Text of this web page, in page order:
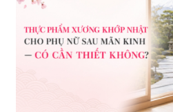
Mặt Nạ Nichiei Bussan Nano
miếng)
0
1.890.000 đ